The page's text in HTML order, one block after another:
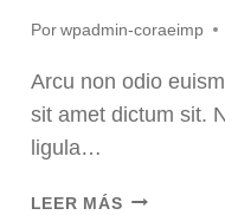
Por wpadmin-coraeimp
Arcu non odio
sit amet dictum sit.
ligula…
LEER MÁSSEASONAL